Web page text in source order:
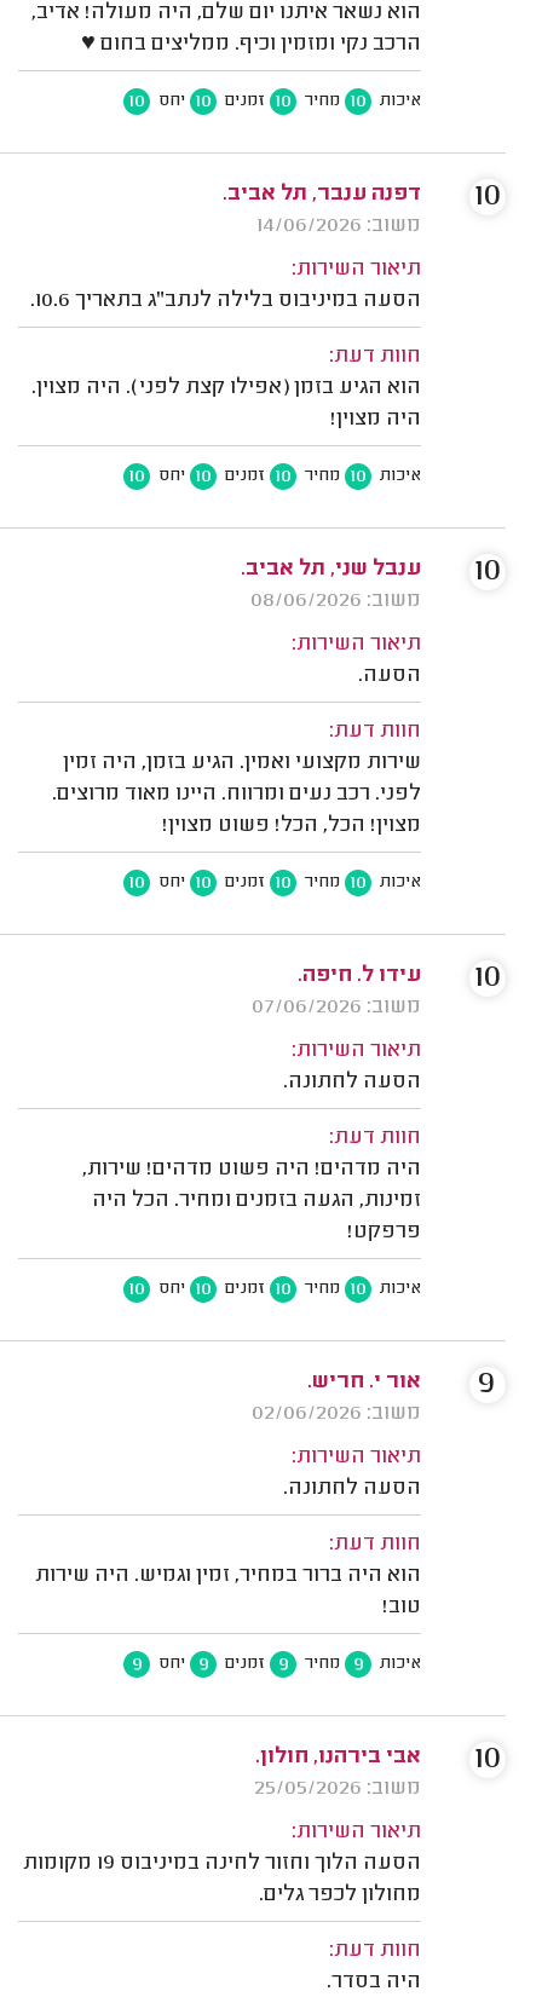
הוא נשאר איתנו יום שלם, היה מעולה! אדיב,
הרכב נקי ומזמין וכיף. ממליצים בחום ♥️
איכות 10 מחיר 10 זמנים 10 יחס 10
דפנה ענבר, תל אביב.
משוב: 14/06/2026
תיאור השירות:
הסעה במיניבוס בלילה לנתב"ג בתאריך 10.6.
חוות דעת:
הוא הגיע בזמן (אפילו קצת לפני). היה מצוין.
היה מצוין!
איכות 10 מחיר 10 זמנים 10 יחס 10
10
ענבל שני, תל אביב.
משוב: 08/06/2026
תיאור השירות:
הסעה.
חוות דעת:
שירות מקצועי ואמין. הגיע בזמן, היה זמין
לפני. רכב נעים ומרווח. היינו מאוד מרוצים.
מצוין! הכל, הכל! פשוט מצוין!
איכות 10 מחיר 10 זמנים 10 יחס 10
10
עידו ל. חיפה.
משוב: 07/06/2026
תיאור השירות:
הסעה לחתונה.
חוות דעת:
היה מדהים! היה פשוט מדהים! שירות,
זמינות, הגעה בזמנים ומחיר. הכל היה
פרפקט!
איכות 10 מחיר 10 זמנים 10 יחס 10
10
אור י. חריש.
משוב: 02/06/2026
תיאור השירות:
הסעה לחתונה.
חוות דעת:
הוא היה ברור במחיר, זמין וגמיש. היה שירות
טוב!
איכות 9 מחיר 9 זמנים 9 יחס 9
9
אבי בירהנו, חולון.
משוב: 25/05/2026
תיאור השירות:
הסעה הלוך וחזור לחינה במיניבוס 19 מקומות
מחולון לכפר גלים.
חוות דעת:
היה בסדר.
10